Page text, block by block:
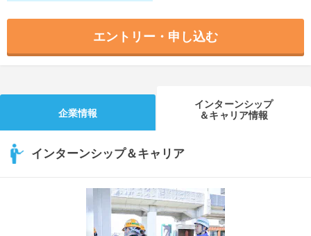
エントリー・申し込む
企業情報
インターンシップ
＆キャリア情報
インターンシップ＆キャリア